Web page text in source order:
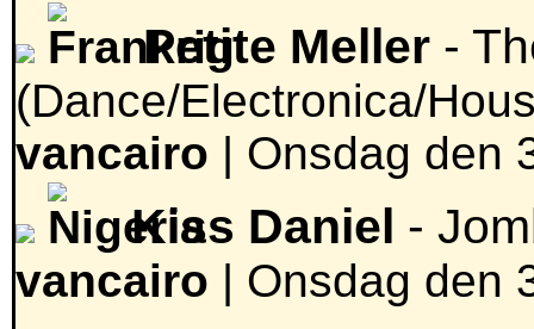
Petite Meller -
(Dance/Electronica/
vancairo | Onsdag den
Kiss Daniel -
vancairo | Onsdag den